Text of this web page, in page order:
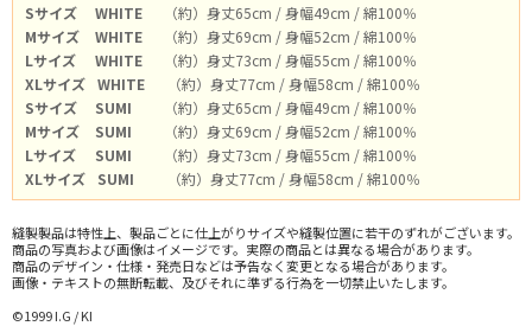
Sサイズ
WHITE
（約）身丈65cm / 身幅49cm / 綿100％
Mサイズ
WHITE
（約）身丈69cm / 身幅52cm / 綿100％
Lサイズ
WHITE
（約）身丈73cm / 身幅55cm / 綿100％
XLサイズ WHITE
（約）身丈77cm / 身幅58cm / 綿100％
Sサイズ
SUMI
（約）身丈65cm / 身幅49cm / 綿100％
Mサイズ
SUMI
（約）身丈69cm / 身幅52cm / 綿100％
Lサイズ
SUMI
（約）身丈73cm / 身幅55cm / 綿100％
XLサイズ
SUMI （約）身丈77cm / 身幅58cm / 綿100％
縫製製品は特性上、製品ごとに仕上がりサイズや縫製位置に若干のずれがございます。
商品の写真および画像はイメージです。実際の商品とは異なる場合があります。
商品のデザイン・仕様・発売日などは予告なく変更となる場合があります。
画像・テキストの無断転載、及びそれに準ずる行為を一切禁止いたします。
©1999 I.G / KI